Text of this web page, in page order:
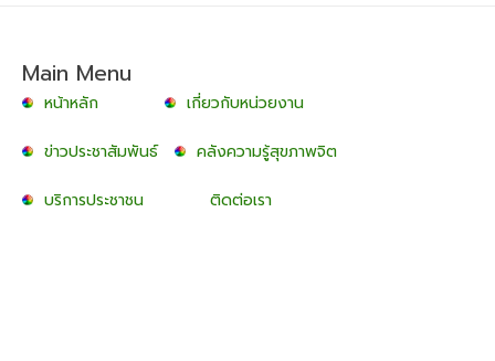
Main Menu
หน้าหลัก เกี่ยวกับหน่วยงาน
ข่าวประชาสัมพันธ์ คลังความรู้สุขภาพจิต
บริการประชาชน ติดต่อเรา